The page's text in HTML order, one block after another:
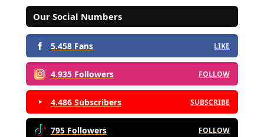
Our Social Numbers
5.458 Fans LIKE
4.935 Followers FOLLOW
4.486 Subscribers SUBSCRIBE
795 Followers FOLLOW